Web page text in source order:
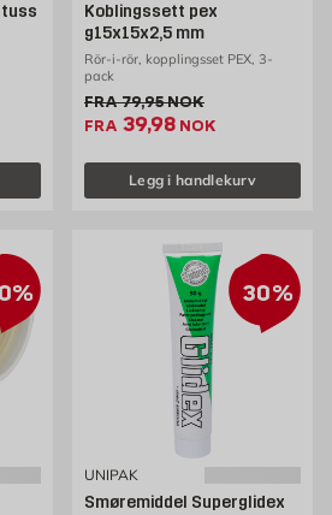
/stk
NOK /stk
Koblingssett pex
g15x15x2,5 mm
Rör-i-rör, kopplingsset PEX, 3-
pack
FRAGammel pris 79.95 NOK /
79,95NOK
FRA Ekstrapris 39.98
39,98 NOK
Legg i handlekurv
30%
UNIPAK
Smøremiddel Superglidex